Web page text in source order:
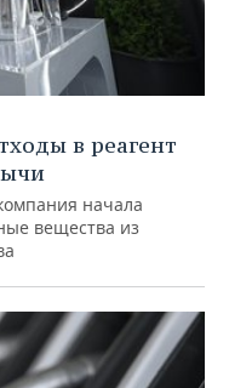
в реагент
начала
вещества из